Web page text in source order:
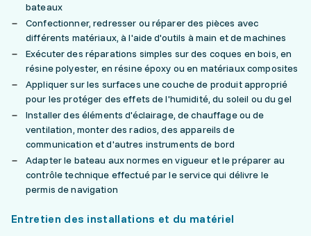
bateaux
Confectionner, redresser ou réparer des pièces avec
différents matériaux, à l'aide d'outils à main et de machines
Exécuter des réparations simples sur des coques en bois, en
résine polyester, en résine époxy ou en matériaux composites
Appliquer sur les surfaces une couche de produit approprié
pour les protéger des effets de l'humidité, du soleil ou du gel
Installer des éléments d'éclairage, de chauffage ou de
ventilation, monter des radios, des appareils de
communication et d'autres instruments de bord
Adapter le bateau aux normes en vigueur et le préparer au
contrôle technique effectué par le service qui délivre le
permis de navigation
Entretien des installations et du matériel